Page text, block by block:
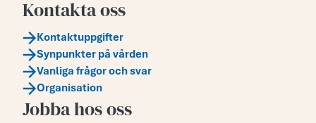
Kontakta oss
Kontaktuppgifter
Synpunkter på vården
Vanliga frågor och svar
Organisation
Jobba hos oss